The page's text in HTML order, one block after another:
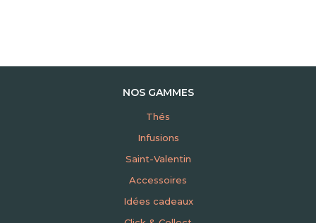
NOS GAMMES
Thés
Infusions
Saint-Valentin
Accessoires
Idées cadeaux